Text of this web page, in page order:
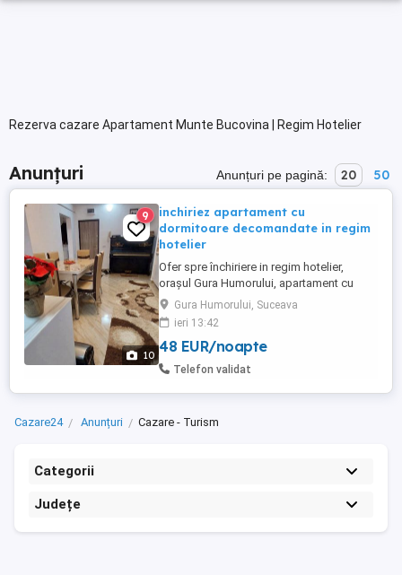
Rezerva cazare Apartament Munte Bucovina | Regim Hotelier
Anunțuri Anunțuri pe pagină: 20 50
10
9
inchiriez apartament cu
dormitoare decomandate in regim
hotelier
Ofer spre închiriere in regim hotelier,
orașul Gura Humorului, apartament cu
doua dormitoare decomandate, recent
renovat, mobilat și utilat cu tot ce este
necesar pt a petrece un sejur de neuitat în
frumoasa Bucovina. Exclus excorte! Pentru
o perioada mai lungă se mai negociază.
Gura Humorului, Suceava
ieri 13:42
48 EUR/noapte
Telefon validat
Cazare24 Anunțuri Cazare - Turism
Categorii
Județe